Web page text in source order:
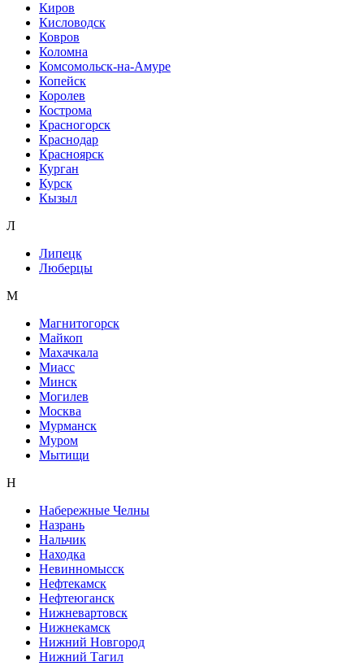
Киров
Кисловодск
Ковров
Коломна
Комсомольск-на-Амуре
Копейск
Королев
Кострома
Красногорск
Краснодар
Красноярск
Курган
Курск
Кызыл
Л
Липецк
Люберцы
М
Магнитогорск
Майкоп
Махачкала
Миасс
Минск
Могилев
Москва
Мурманск
Муром
Мытищи
Н
Набережные Челны
Назрань
Нальчик
Находка
Невинномысск
Нефтекамск
Нефтеюганск
Нижневартовск
Нижнекамск
Нижний Новгород
Нижний Тагил